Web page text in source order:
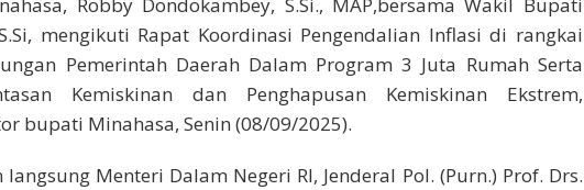
mengikuti Rapat Koordinasi Pengendalian Inflasi di rangkai
Pemerintah Daerah Dalam Program 3 Juta Rumah Serta
Kemiskinan dan Penghapusan Kemiskinan Ekstrem,
bupati Minahasa, Senin (08/09/2025).
Menteri Dalam Negeri RI, Jenderal Pol. (Purn.) Prof. Drs.